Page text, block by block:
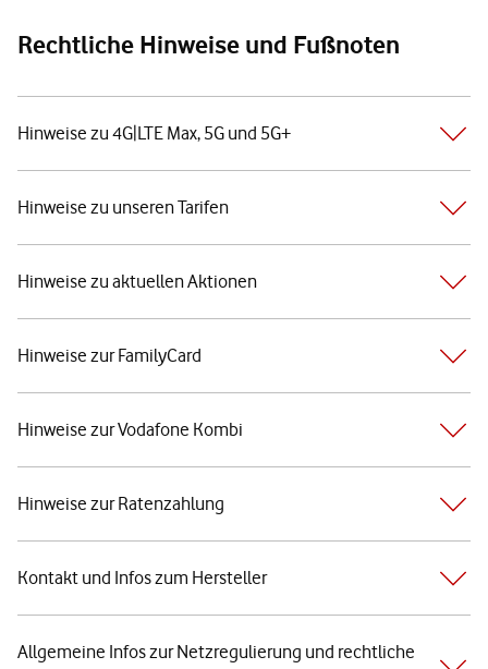
Rechtliche Hinweise und Fußnoten
Hinweise zu 4G|LTE Max, 5G und 5G+
Hinweise zu unseren Tarifen
Hinweise zu aktuellen Aktionen
Hinweise zur FamilyCard
Hinweise zur Vodafone Kombi
Hinweise zur Ratenzahlung
Kontakt und Infos zum Hersteller
Allgemeine Infos zur Netzregulierung und rechtliche